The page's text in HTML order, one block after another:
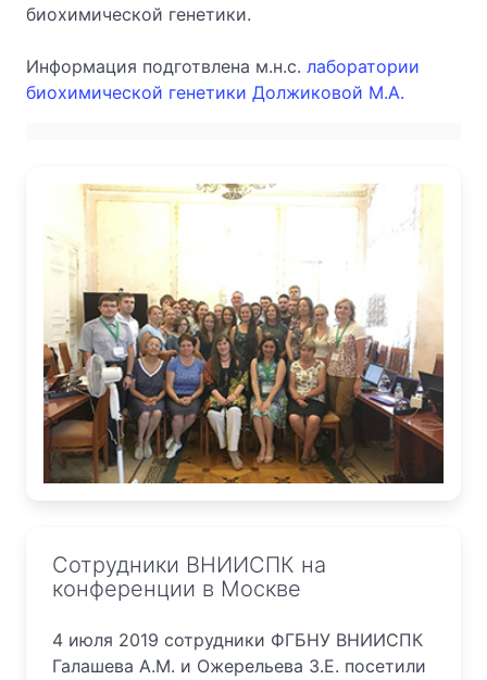
биохимической генетики.
Информация подготвлена м.н.с. лаборатории
биохимической генетики Должиковой М.А.
Сотрудники ВНИИСПК на
конференции в Москве
4 июля 2019 сотрудники ФГБНУ ВНИИСПК
Галашева А.М. и Ожерельева З.Е. посетили